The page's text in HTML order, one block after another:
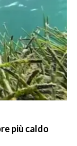
più caldo